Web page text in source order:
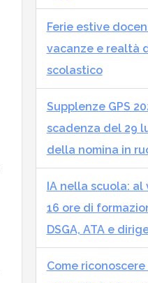
Ferie estive
vacanze e realtà
scolastico
Supplenze GPS
scadenza del 29
della nomina in
IA nella scuola: al
16 ore di
DSGA, ATA e
Come